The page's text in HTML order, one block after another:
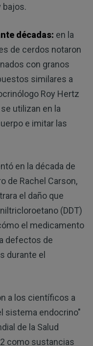
bajos.
décadas: en la
de cerdos notaron
con granos
similares a
Roy Hertz
utilizan en la
e imitar las
en la década de
de Rachel Carson,
el daño que
(DDT)
el medicamento
defectos de
durante el
a los científicos a
sistema endocrino"
de la Salud
como sustancias